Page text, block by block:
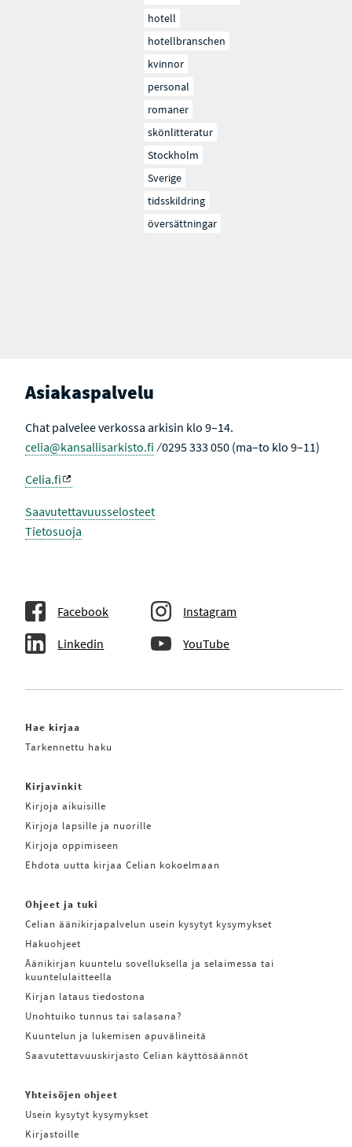
hotell
hotellbranschen
kvinnor
personal
romaner
skönlitteratur
Stockholm
Sverige
tidsskildring
översättningar
Asiakaspalvelu
Chat palvelee verkossa arkisin klo 9–14.
celia@kansallisarkisto.fi ⁄ 0295 333 050 (ma–to klo 9–11)
Celia.fi
Saavutettavuusselosteet
Tietosuoja
Facebook Instagram
Linkedin YouTube
Hae kirjaa
Tarkennettu haku
Kirjavinkit
Kirjoja aikuisille
Kirjoja lapsille ja nuorille
Kirjoja oppimiseen
Ehdota uutta kirjaa Celian kokoelmaan
Ohjeet ja tuki
Celian äänikirjapalvelun usein kysytyt kysymykset
Hakuohjeet
Äänikirjan kuuntelu sovelluksella ja selaimessa tai
kuuntelulaitteella
Kirjan lataus tiedostona
Unohtuiko tunnus tai salasana?
Kuuntelun ja lukemisen apuvälineitä
Saavutettavuuskirjasto Celian käyttösäännöt
Yhteisöjen ohjeet
Usein kysytyt kysymykset
Kirjastoille